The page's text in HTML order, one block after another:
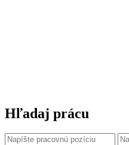
Hľadaj prácu